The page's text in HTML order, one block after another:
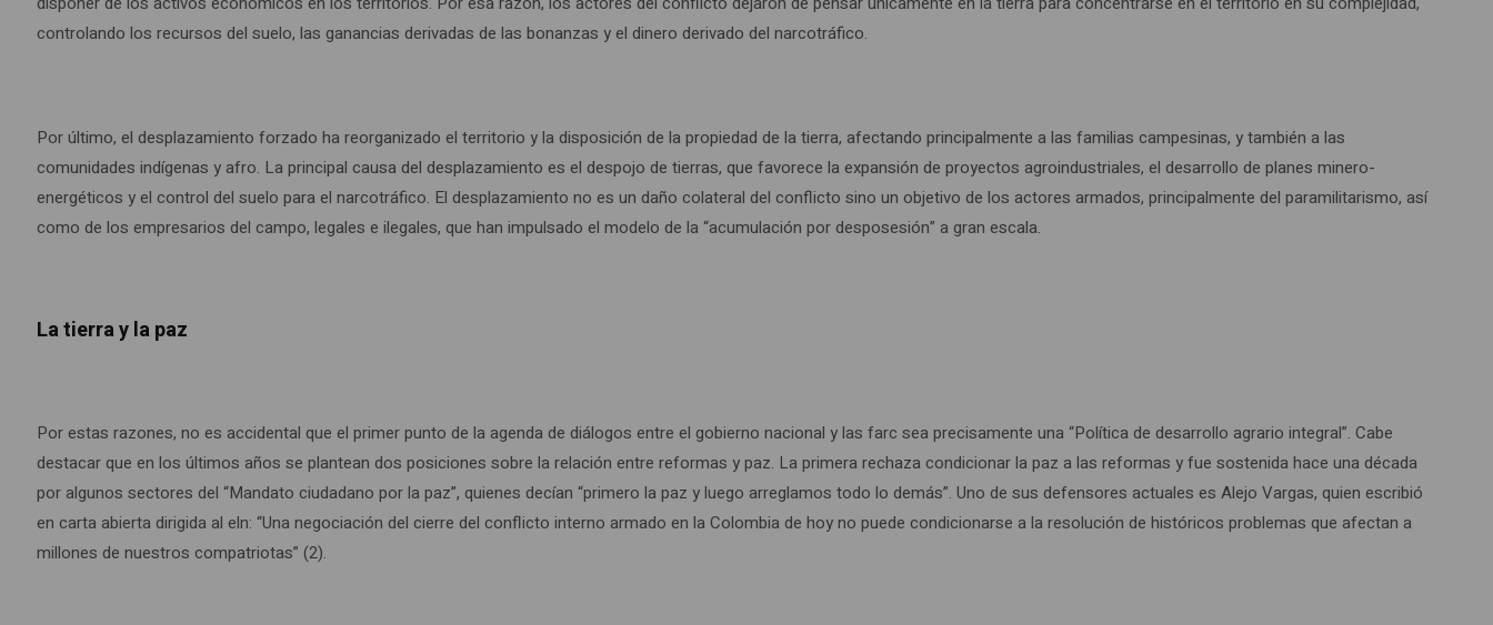
controlando los recursos del suelo, las ganancias derivadas de las bonanzas y el dinero derivado del narcotráfico.
Por último, el desplazamiento forzado ha reorganizado el territorio y la disposición de la propiedad de la tierra, afectando principalmente a las familias campesinas, y también a las
comunidades indígenas y afro. La principal causa del desplazamiento es el despojo de tierras, que favorece la expansión de proyectos agroindustriales, el desarrollo de planes minero-
energéticos y el control del suelo para el narcotráfico. El desplazamiento no es un daño colateral del conflicto sino un objetivo de los actores armados, principalmente del paramilitarismo, así
como de los empresarios del campo, legales e ilegales, que han impulsado el modelo de la “acumulación por desposesión” a gran escala.
La tierra y la paz
Por estas razones, no es accidental que el primer punto de la agenda de diálogos entre el gobierno nacional y las farc sea precisamente una “Política de desarrollo agrario integral”. Cabe
destacar que en los últimos años se plantean dos posiciones sobre la relación entre reformas y paz. La primera rechaza condicionar la paz a las reformas y fue sostenida hace una década
por algunos sectores del “Mandato ciudadano por la paz”, quienes decían “primero la paz y luego arreglamos todo lo demás”. Uno de sus defensores actuales es Alejo Vargas, quien escribió
en carta abierta dirigida al eln: “Una negociación del cierre del conflicto interno armado en la Colombia de hoy no puede condicionarse a la resolución de históricos problemas que afectan a
millones de nuestros compatriotas” (2).